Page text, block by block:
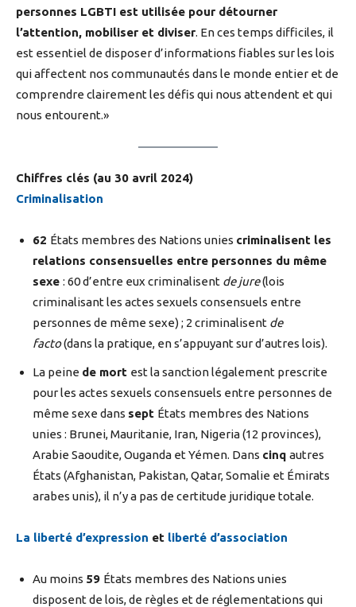
personnes LGBTI est utilisée pour détourner
l’attention, mobiliser et diviser. En ces temps difficiles, il
est essentiel de disposer d’informations fiables sur les lois
qui affectent nos communautés dans le monde entier et de
comprendre clairement les défis qui nous attendent et qui
nous entourent.»
Chiffres clés (au 30 avril 2024)
Criminalisation
62 États membres des Nations unies criminalisent les
relations consensuelles entre personnes du même
sexe : 60 d’entre eux criminalisent de jure(lois
criminalisant les actes sexuels consensuels entre
personnes de même sexe) ; 2 criminalisent de
facto(dans la pratique, en s’appuyant sur d’autres lois).
La peine de mort est la sanction légalement prescrite
pour les actes sexuels consensuels entre personnes de
même sexe dans sept États membres des Nations
unies : Brunei, Mauritanie, Iran, Nigeria (12 provinces),
Arabie Saoudite, Ouganda et Yémen. Dans cinq autres
États (Afghanistan, Pakistan, Qatar, Somalie et Émirats
arabes unis), il n’y a pas de certitude juridique totale.
La liberté d’expression et liberté d’association
Au moins 59 États membres des Nations unies
disposent de lois, de règles et de réglementations qui